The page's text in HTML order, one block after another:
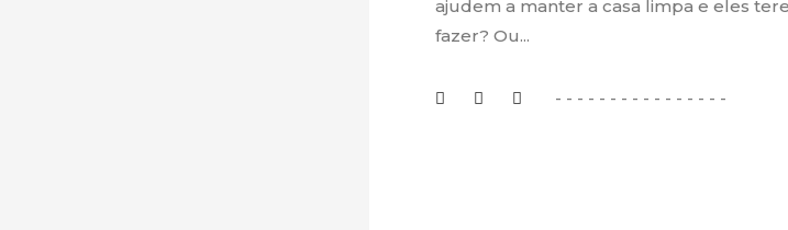
ajudem a manter a casa limpa e eles
fazer? Ou...